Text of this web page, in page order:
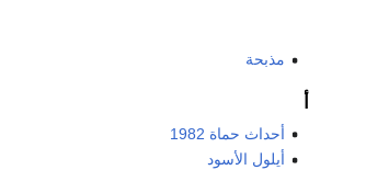
مذبحة
أحداث حماة 1982
أيلول الأسود